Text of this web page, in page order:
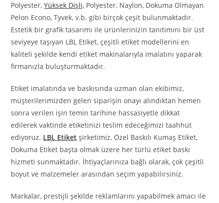
Polyester,Yüksek Dişli, Polyester, Naylon, Dokuma Olmayan
Pelon Econo, Tyvek, v.b. gibi birçok çeşit bulunmaktadır.
Estetik bir grafik tasarımı ile ürünlerinizin tanıtımını bir üst
seviyeye taşıyan LBL Etiket, çeşitli etiket modellerini en
kaliteli şekilde kendi etiket makinalarıyla imalatını yaparak
firmanızla buluşturmaktadır.
Etiket imalatında ve baskısında uzman olan ekibimiz,
müşterilerimizden gelen siparişin onayı alındıktan hemen
sonra verilen işin temin tarihine hassasiyetle dikkat
edilerek vaktinde etiketinizi teslim edeceğimizi taahhüt
ediyoruz. LBL Etiket şirketimiz, Özel Baskılı Kumaş Etiket,
Dokuma Etiket başta olmak üzere her türlü etiket baskı
hizmeti sunmaktadır. İhtiyaçlarınıza bağlı olarak, çok çeşitli
boyut ve malzemeler arasından seçim yapabilirsiniz.
Markalar, prestijli şekilde reklamlarını yapabilmek amacı ile